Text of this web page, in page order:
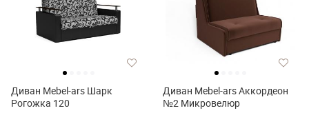
Диван Mebel-ars Шарк
Рогожка 120
Диван Mebel-ars Аккордеон
№2 Микровелюр